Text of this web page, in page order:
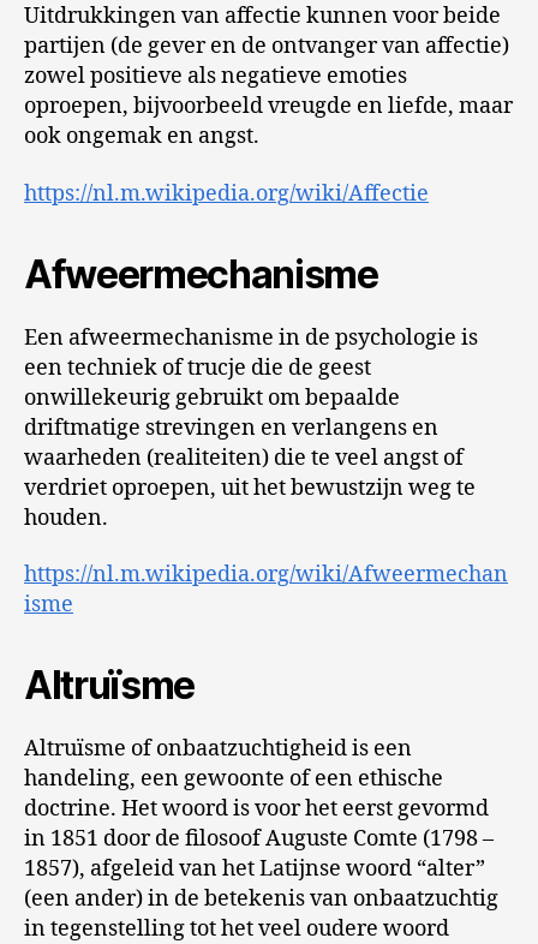
Uitdrukkingen van affectie kunnen voor beide
partijen (de gever en de ontvanger van affectie)
zowel positieve als negatieve emoties
oproepen, bijvoorbeeld vreugde en liefde, maar
ook ongemak en angst.
https://nl.m.wikipedia.org/wiki/Affectie
Afweermechanisme
Een afweermechanisme in de psychologie is
een techniek of trucje die de geest
onwillekeurig gebruikt om bepaalde
driftmatige strevingen en verlangens en
waarheden (realiteiten) die te veel angst of
verdriet oproepen, uit het bewustzijn weg te
houden.
https://nl.m.wikipedia.org/wiki/Afweermechan
isme
Altruïsme
Altruïsme of onbaatzuchtigheid is een
handeling, een gewoonte of een ethische
doctrine. Het woord is voor het eerst gevormd
in 1851 door de filosoof Auguste Comte (1798 –
1857), afgeleid van het Latijnse woord “alter”
(een ander) in de betekenis van onbaatzuchtig
in tegenstelling tot het veel oudere woord